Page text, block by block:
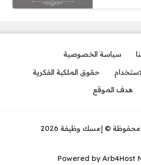
سياسة الخصوصية
حقوق الملكية الفكرية
هدف الموقع
© إمسك وظيفة 2026
Powered by Arb4Host